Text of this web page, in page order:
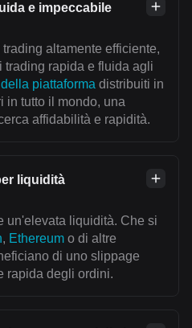
e impeccabile
altamente efficiente,
trading rapida e fluida agli
piattaforma distribuiti in
in tutto il mondo, una
affidabilità e rapidità.
liquidità
un'elevata liquidità. Che si
, Ethereum o di altre
di uno slippage
rapida degli ordini.